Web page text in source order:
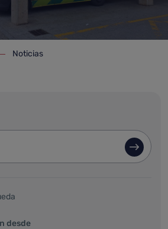
opciones del camino de migas
Noticias
Noticias
categoría y ordenar
desde